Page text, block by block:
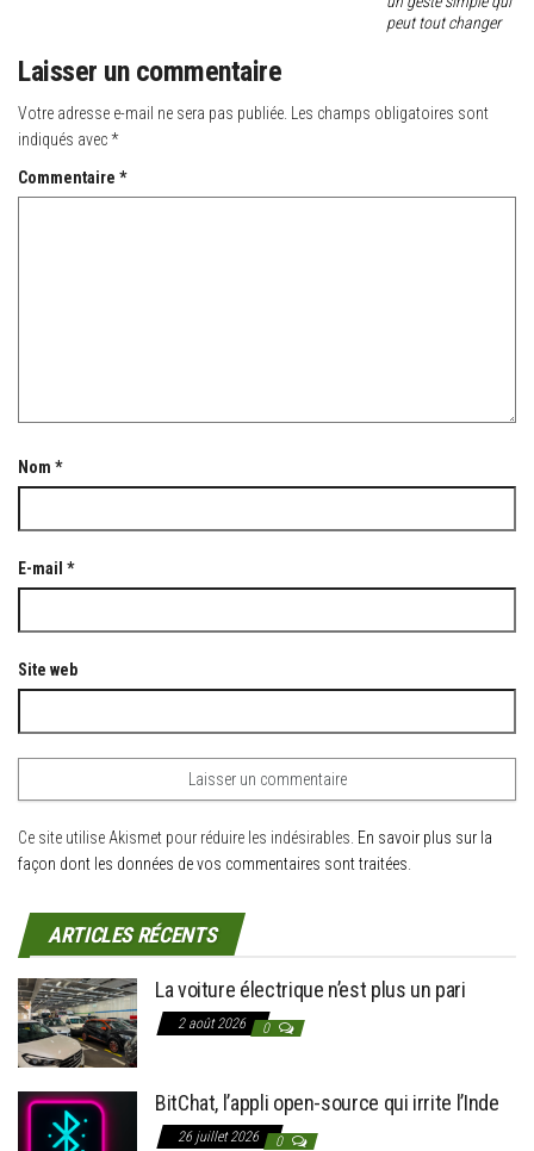
peut tout changer
Laisser un commentaire
Votre adresse e-mail ne sera pas publiée.
Les champs obligatoires sont
indiqués avec*
Commentaire *
Nom *
E-mail *
Site web
Ce site utilise Akismet pour réduire les indésirables. En savoir plus sur la
façon dont les données de vos commentaires sont traitées
ARTICLES RÉCENTS
La voiture électrique n’est plus un pari
2 août 2026 0
BitChat, l’appli open-source qui irrite l’Inde
26 juillet 2026 0